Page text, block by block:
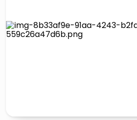
lucidatrice pavimenti
pattumiera raccolta differenziata